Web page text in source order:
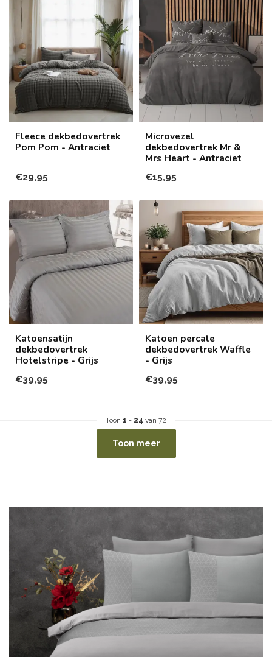
Fleece dekbedovertrek
Pom Pom - Antraciet
€29,95
Microvezel
dekbedovertrek Mr &
Mrs Heart - Antraciet
€15,95
Katoensatijn
dekbedovertrek
Hotelstripe - Grijs
€39,95
Katoen percale
dekbedovertrek Waffle
- Grijs
€39,95
Toon 1 - 24 van 72
Toon meer